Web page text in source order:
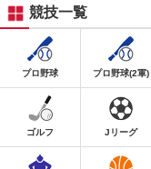
競技一覧
プロ野球 プロ野球(2軍)
ゴルフ Jリーグ